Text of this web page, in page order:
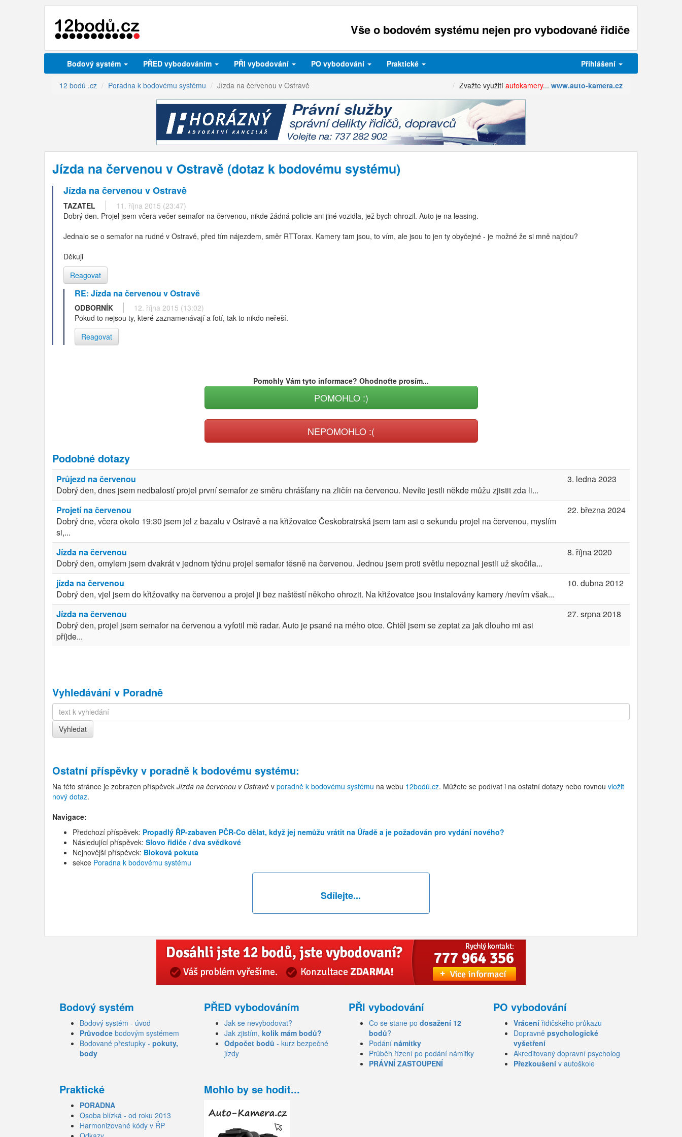
Vše o bodovém systému nejen pro vybodované řidiče
Bodový systém PŘED vybodováním PŘI vybodování PO vybodování Praktické Přihlášení
12 bodů .cz Poradna k bodovému systému Jízda na červenou v Ostravě Zvažte využití autokamery... www.auto-kamera.cz
Jízda na červenou v Ostravě (dotaz k bodovému systému)
Jízda na červenou v Ostravě
TAZATEL
11. října 2015 (23:47)
Dobrý den. Projel jsem včera večer semafor na červenou, nikde žádná policie ani jiné vozidla, jež bych ohrozil. Auto je na leasing.
Jednalo se o semafor na rudné v Ostravě, před tím nájezdem, směr RTTorax. Kamery tam jsou, to vím, ale jsou to jen ty obyčejné - je možné že si mně najdou?
Děkuji
Reagovat
RE: Jízda na červenou v Ostravě
ODBORNÍK
12. října 2015 (13:02)
Pokud to nejsou ty, které zaznamenávají a fotí, tak to nikdo neřeší.
Reagovat
Pomohly Vám tyto informace? Ohodnoťte prosím...
POMOHLO :)
NEPOMOHLO :(
Podobné dotazy
Průjezd na červenou
Dobrý den, dnes jsem nedbalostí projel první semafor ze směru chrášťany na zličín na červenou. Nevíte jestli někde můžu zjistit zda li...
3. ledna 2023
Projetí na červenou
Dobrý dne, včera okolo 19:30 jsem jel z bazalu v Ostravě a na křižovatce Českobratrská jsem tam asi o sekundu projel na červenou, myslím
si,...
22. března 2024
Jízda na červenou
Dobrý den, omylem jsem dvakrát v jednom týdnu projel semafor těsně na červenou. Jednou jsem proti světlu nepoznal jestli už skočila...
8. října 2020
jízda na červenou
Dobrý den, vjel jsem do křižovatky na červenou a projel ji bez naštěstí někoho ohrozit. Na křižovatce jsou instalovány kamery /nevím však...
10. dubna 2012
Jízda na červenou
Dobrý den, projel jsem semafor na červenou a vyfotil mě radar. Auto je psané na mého otce. Chtěl jsem se zeptat za jak dlouho mi asi
příjde...
27. srpna 2018
Vyhledávání v Poradně
Ostatní příspěvky v poradně k bodovému systému:
Na této stránce je zobrazen příspěvek Jízda na červenou v Ostravě v poradně k bodovému systému na webu 12bodů.cz. Můžete se podívat i na ostatní dotazy nebo rovnou vložit
nový dotaz.
Navigace:
Předchozí příspěvek: Propadlý ŘP-zabaven PČR-Co dělat, když jej nemůžu vrátit na Úřadě a je požadován pro vydání nového?
Následující příspěvek: Slovo řidiče / dva svědkové
Nejnovější příspěvek: Bloková pokuta
sekce Poradna k bodovému systému
Sdílejte...
Bodový systém
Bodový systém - úvod
Průvodce bodovým systémem
Bodované přestupky - pokuty,
body
PŘED vybodováním
Jak se nevybodovat?
Jak zjistím, kolik mám bodů?
Odpočet bodů - kurz bezpečné
jízdy
PŘI vybodování
Co se stane po dosažení 12
bodů?
Podání námitky
Průběh řízení po podání námitky
PRÁVNÍ ZASTOUPENÍ
PO vybodování
Vrácení řidičského průkazu
Dopravně psychologické
vyšetření
Akreditovaný dopravní psycholog
Přezkoušení v autoškole
Praktické
PORADNA
Osoba blízká - od roku 2013
Harmonizované kódy v ŘP
Mohlo by se hodit...